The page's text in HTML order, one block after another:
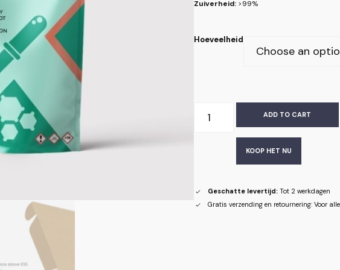
Zuiverheid: >99%
Hoeveelheid
ADD TO CART
KOOP HET NU
Geschatte levertijd:Tot 2 werkdagen
Gratis verzending en retournering: Voor